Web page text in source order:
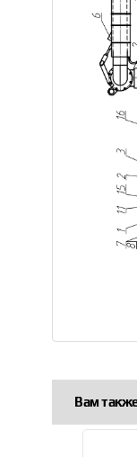
Вам